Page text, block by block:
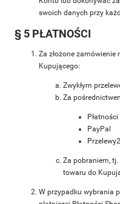
swoich danych przy
§ 5 PŁATNOŚCI
Za złożone zamówienie
Kupującego:
Zwykłym
Za
PayPal
Za pobraniem,
towaru do
W przypadku wybrania